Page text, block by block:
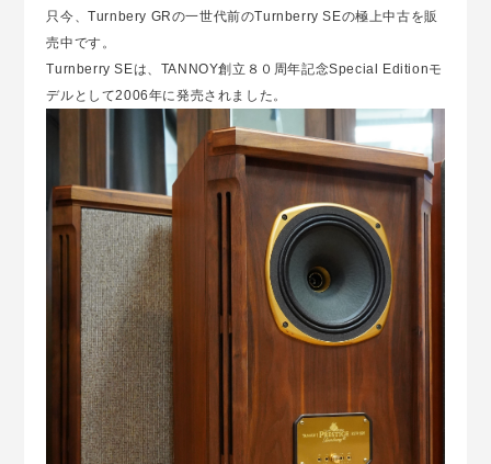
只今、Turnbery GRの一世代前のTurnberry SEの極上中古を販
売中です。
Turnberry SEは、TANNOY創立８０周年記念Special Editionモ
デルとして2006年に発売されました。